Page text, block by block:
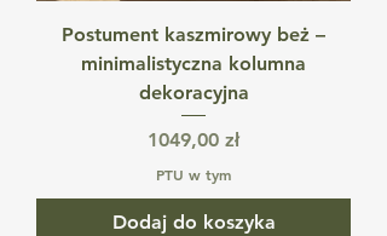
Postument kaszmirowy beż –
minimalistyczna kolumna
dekoracyjna
Cena
1049,00 zł
PTU w tym
Dodaj do koszyka